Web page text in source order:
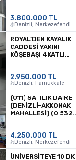
3.800.000 TL
Denizli, Merkezefendi
ROYAL’DEN KAYALIK
CADDESİ YAKINI
KÖŞEBAŞI 4KATLI
2.950.000 TL
Denizli, Pamukkale
(011) SATILIK DAİRE
(DENIZLI-AKKONAK
MAHALLESI) (0 532
4.250.000 TL
Denizli, Merkezefendi
ÜNİVERSİTEYE 10 DK